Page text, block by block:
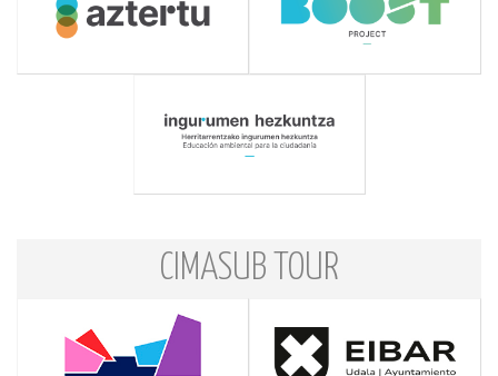
CIMASUB TOUR